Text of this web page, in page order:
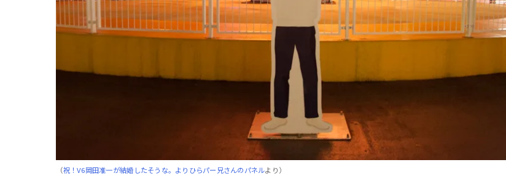
（祝！V6岡田准一が結婚したそうな。よりひらパー兄さんのパネルより）